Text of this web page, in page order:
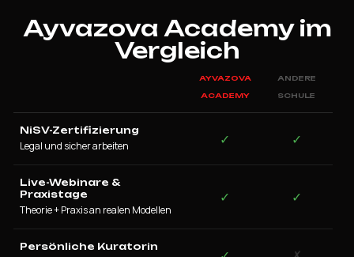
Ayvazova Academy im
Vergleich
AYVAZOVA
ACADEMY
ANDERE
SCHULE
NiSV-Zertifizierung
Legal und sicher arbeiten ✓ ✓
Live-Webinare &
Praxistage
Theorie + Praxis an realen Modellen
✓ ✓
Persönliche Kuratorin